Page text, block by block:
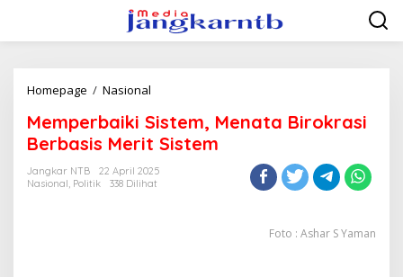
konten
Homepage / Nasional
Menata
Birokrasi
Berbasis
Merit
Sistem
Memperbaiki Sistem, Menata Birokrasi
Berbasis Merit Sistem
Jangkar NTB
22 April 2025
Nasional, Politik 338 Dilihat
Foto : Ashar S Yaman